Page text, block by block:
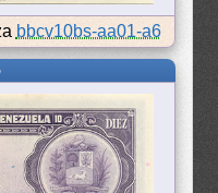
bbcv10bs-aa01-a6